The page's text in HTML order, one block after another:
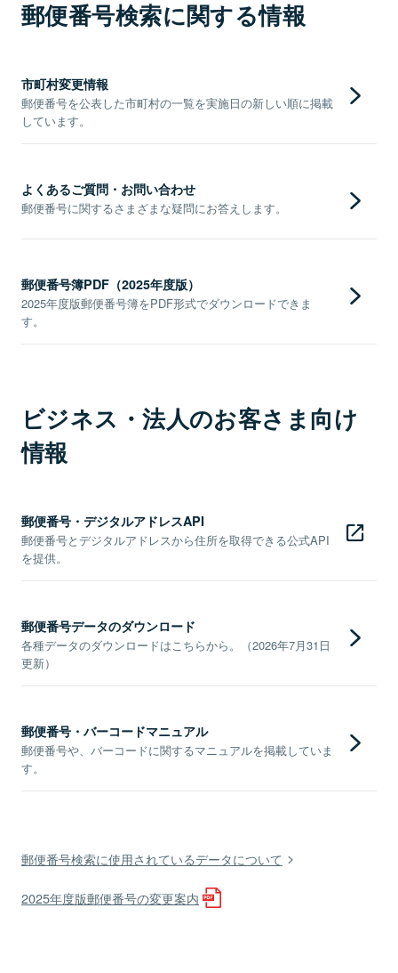
郵便番号検索に関する情報
市町村変更情報
郵便番号を公表した市町村の一覧を実施日の新しい順に掲載
しています。
よくあるご質問・お問い合わせ
郵便番号に関するさまざまな疑問にお答えします。
郵便番号簿PDF（2025年度版）
2025年度版郵便番号簿をPDF形式でダウンロードできま
す。
ビジネス・法人のお客さま向け
情報
郵便番号・デジタルアドレスAPI
郵便番号とデジタルアドレスから住所を取得できる公式API
を提供。
郵便番号データのダウンロード
各種データのダウンロードはこちらから。（2026年7月31日
更新）
郵便番号・バーコードマニュアル
郵便番号や、バーコードに関するマニュアルを掲載していま
す。
郵便番号検索に使用されているデータについて
2025年度版郵便番号の変更案内